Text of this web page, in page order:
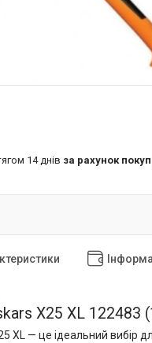
14 днів за рахунок
X25 XL 122483
XL — це ідеальний вибір